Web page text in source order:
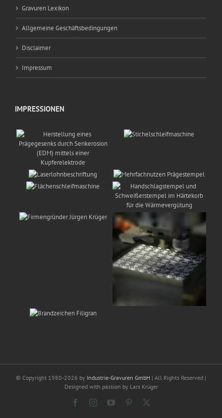
Gravuren Lexikon
Allgemeine Geschäftsbedingungen
Disclaimer
Impressum
IMPRESSIONEN
© Copyright 1980-2026 by Industrie-Gravuren GmbH | All Rights Reserved |
Designed with passion by Lars Krüger
FacebookInstagramYouTubePinterest